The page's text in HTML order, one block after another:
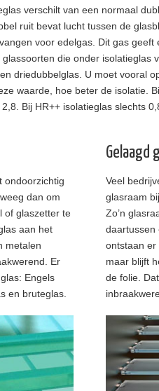
verschilt van een normaal
ruit bevat lucht tussen de
voor edelgas. Dit gas geeft
die onder isolatieglas
driedubbelglas. U moet vooral
waarde, hoe beter de isolatie.
Bij HR++ isolatieglas slechts
ondoorzichtig
dan om
of glaszetter te
aan het
metalen
Er
Engels
en bruteglas.
Gelaagd
Veel
glasraam
Zo’n
daartussen
ontstaan er
maar blijft
de folie.